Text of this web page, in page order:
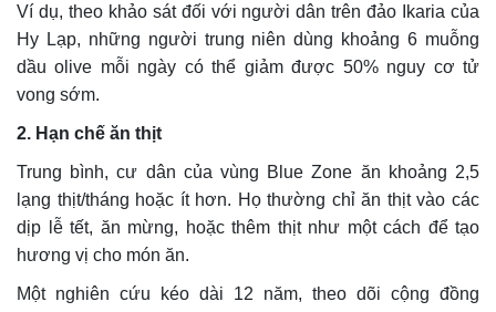
Ví dụ, theo khảo sát đối với người dân trên đảo Ikaria của
Hy Lạp, những người trung niên dùng khoảng 6 muỗng
dầu olive mỗi ngày có thể giảm được 50% nguy cơ tử
vong sớm.
2. Hạn chế ăn thịt
Trung bình, cư dân của vùng Blue Zone ăn khoảng 2,5
lạng thịt/tháng hoặc ít hơn. Họ thường chỉ ăn thịt vào các
dịp lễ tết, ăn mừng, hoặc thêm thịt như một cách để tạo
hương vị cho món ăn.
Một nghiên cứu kéo dài 12 năm, theo dõi cộng đồng